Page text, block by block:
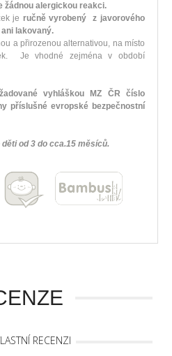
žádnou alergickou reakci.
je ručně vyrobený z javorového
lakovaný.
a přirozenou alternativou, na místo
Je vhodné zejména v období
vyhláškou MZ ČR číslo
příslušné evropské bezpečnostní
od 3 do cca.15 měsíců.
RECENZI